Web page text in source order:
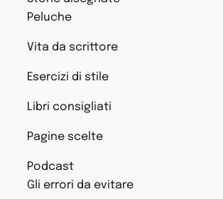
Peluche
Vita da scrittore
Esercizi di stile
Libri consigliati
Pagine scelte
Podcast
Gli errori da evitare